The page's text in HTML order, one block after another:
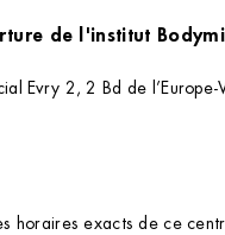
Evry 2, 2 Bd de
horaires exacts de ce